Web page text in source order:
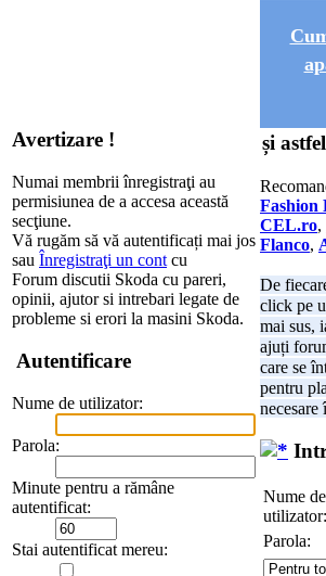
Avertizare !
Numai membrii înregistraţi au
permisiunea de a accesa această
secţiune.
Vă rugăm să vă autentificați mai jos
sau Înregistraţi un cont cu
Forum discutii Skoda cu pareri,
opinii, ajutor si intrebari legate de
probleme si erori la masini Skoda.
Autentificare
Nume de utilizator:
Parola:
Minute pentru a rămâne
autentificat:
Stai autentificat mereu:
și
Fashion
CEL.ro,
Flanco,
De
click pe
mai sus,
ajuți
care se
pentru
Nume de
utilizator:
Parola: